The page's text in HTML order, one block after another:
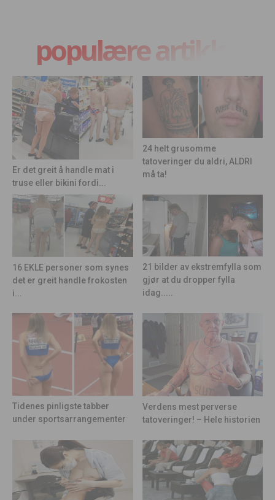
populære artikler
Er det greit å handle mat i
truse eller bikini fordi...
24 helt grusomme
tatoveringer du aldri, ALDRI
må ta!
16 EKLE personer som synes
det er greit handle frokosten
i...
21 bilder av ekstremfylla som
gjør at du dropper fylla
idag.....
Tidenes pinligste tabber
under sportsarrangementer
Verdens mest perverse
tatoveringer! – Hele historien